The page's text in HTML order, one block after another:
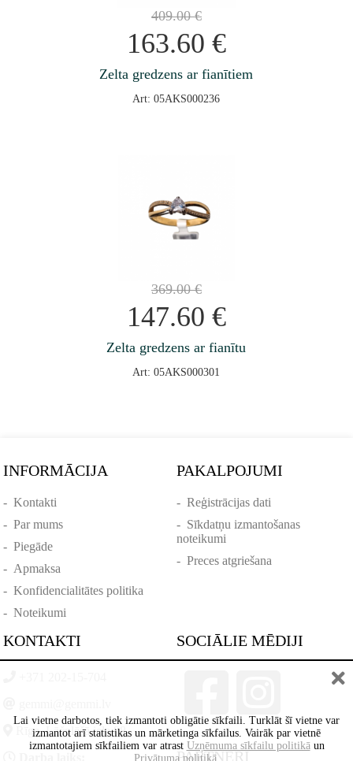
409.00€
163.60 €
Zelta gredzens ar fianītiem
Art: 05AKS000236
369.00€
147.60 €
Zelta gredzens ar fianītu
Art: 05AKS000301
INFORMĀCIJA
-Kontakti
-Par mums
-Piegāde
- Apmaksa
-Konfidencialitātes politika
-Noteikumi
PAKALPOJUMI
- Reģistrācijas dati
- Sīkdatņu izmantošanas
noteikumi
- Preces atgriešana
KONTAKTI
Rīga, Lāčplēšā iela 88
SOCIĀLIE MĒDIJI
PARTNERI
Lai vietne darbotos, tiek izmantoti obligātie sīkfaili. Turklāt šī vietne var
izmantot arī statistikas un mārketinga sīkfailus. Vairāk par vietnē
izmantotajiem sīkfailiem var atrast Uzņēmuma sīkfailu politikāun
Privātuma politikā.